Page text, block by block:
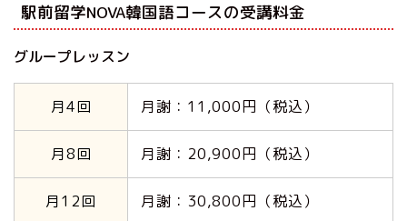
駅前留学NOVA韓国語コースの受講料金
グループレッスン
月4回 月謝：11,000円（税込）
月8回 月謝：20,900円（税込）
月12回 月謝：30,800円（税込）